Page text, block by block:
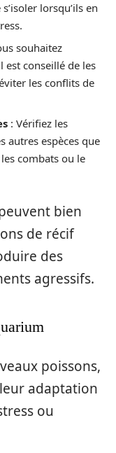
lorsqu’ils en
souhaitez
est conseillé de les
les conflits de
: Vérifiez les
autres espèces que
combats ou le
bien
de récif
des
agressifs.
poissons,
adaptation
ou